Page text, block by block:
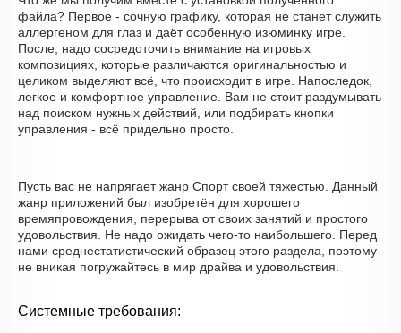
файла? Первое - сочную графику, которая не станет служить
аллергеном для глаз и даёт особенную изюминку игре.
После, надо сосредоточить внимание на игровых
композициях, которые различаются оригинальностью и
целиком выделяют всё, что происходит в игре. Напоследок,
легкое и комфортное управление. Вам не стоит раздумывать
над поиском нужных действий, или подбирать кнопки
управления - всё придельно просто.
Пусть вас не напрягает жанр Спорт своей тяжестью. Данный
жанр приложений был изобретён для хорошего
времяпровождения, перерыва от своих занятий и простого
удовольствия. Не надо ожидать чего-то наибольшего. Перед
нами среднестатистический образец этого раздела, поэтому
не вникая погружайтесь в мир драйва и удовольствия.
Системные требования: